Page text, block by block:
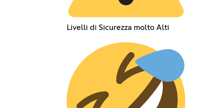
Livelli di Sicurezza molto Alti